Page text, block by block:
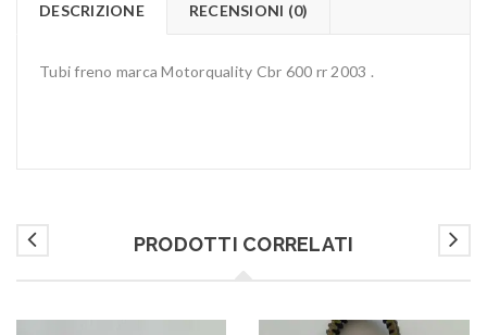
DESCRIZIONE RECENSIONI (0)
Tubi freno marca Motorquality Cbr 600 rr 2003 .
PRODOTTI CORRELATI